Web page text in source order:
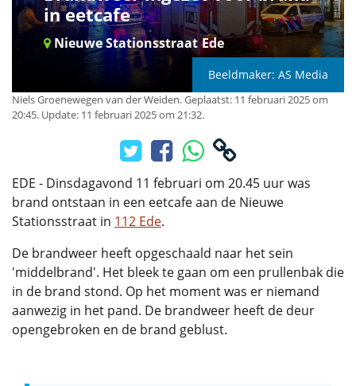
in eetcafe
Nieuwe Stationsstraat Ede
Beeldmaker: AS Media
Niels Groenewegen van der Weiden.Geplaatst: 11 februari 2025 om
20:45. Update: 11 februari 2025 om 21:32.
EDE - Dinsdagavond 11 februari om 20.45 uur was
brand ontstaan in een eetcafe aan de Nieuwe
Stationsstraat in 112 Ede.
De brandweer heeft opgeschaald naar het sein
'middelbrand'. Het bleek te gaan om een prullenbak die
in de brand stond. Op het moment was er niemand
aanwezig in het pand. De brandweer heeft de deur
opengebroken en de brand geblust.